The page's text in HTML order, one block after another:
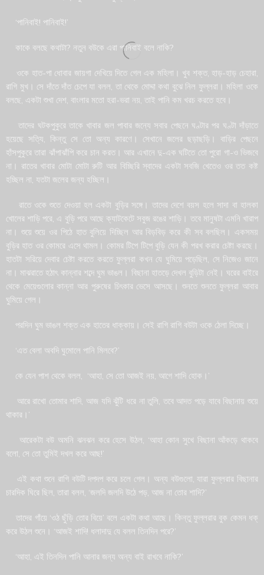
‘পানিবাই! পানিবাই!’
কাকে বলছে কথাটা? নতুন বউকে এরা পানিবাই বলে নাকি?
ওকে হাত-পা ধোবার জায়গা দেখিয়ে দিতে গেল এক মহিলা। খুব শক্ত, হাড়-হাড় চেহারা,
রাগি মুখ। সে দাঁতে দাঁত চেপে যা বলল, তা থেকে মোদ্দা কথা বুঝে নিল ফুল্লরা। মহিলা ওকে
বলছে, একটা শুখা দেশ, বাংলার মতো হরা-ভরা নয়, তাই পানি কম খরচ করতে হবে।
তাদের ঘটকপুকুরে তাকে খাবার জল পাবার জন্যে সবার পেছনে ঘণ্টার পর ঘণ্টা দাঁড়াতে
হয়েছে সত্যি, কিন্তু সে তো অন্য কারণে। সেখানে জলের ছড়াছড়ি। বাড়ির পেছনে
হাঁসপুকুরে তারা ঝাঁপাঝাঁপি করে চান করত। আর এখানে দু-এক ঘটিতে তো পুরো গা-ও ভিজবে
না। রাতের খাবার মোটা মোটা রুটি আর বিচ্ছিরি স্বাদের একটা সবজি খেতেও ওর তত কষ্ট
হচ্ছিল না, যতটা জলের জন্য হচ্ছিল।
রাতে ওকে শুতে দেওয়া হল একটা বুড়ির সঙ্গে। তাদের দেশে বয়স হলে সাদা বা হালকা
খোলের শাড়ি পরে, এ বুড়ি পরে আছে ক্যাটকেটে সবুজ রঙের শাড়ি। তবে মানুষটা এমনি খারাপ
না। শুয়ে শুয়ে ওর পিঠে হাত বুলিয়ে দিচ্ছিল আর বিড়বিড় করে কী সব বলছিল। একসময়
বুড়ির হাত ওর কোমরে এসে থামল। কোমর টিপে টিপে বুড়ি যেন কী পরখ করার চেষ্টা করছে।
হাতটা সরিয়ে দেবার চেষ্টা করতে করতে ফুল্লরা কখন যে ঘুমিয়ে পড়েছিল, সে নিজেও জানে
না। মাঝরাতে হঠাৎ কান্নার শব্দে ঘুম ভাঙল। বিছানা হাতড়ে দেখল বুড়িটা নেই। ঘরের বাইরে
থেকে মেয়েগুলোর কান্না আর পুরুষের চিৎকার ভেসে আসছে। শুনতে শুনতে ফুল্লরা আবার
ঘুমিয়ে গেল।
পরদিন ঘুম ভাঙল শক্ত এক হাতের ধাক্কায়। সেই রাগি রাগি বউটা ওকে ঠেলা দিচ্ছে।
‘এত বেলা অবদি ঘুমোলে পানি মিলবে?’
কে যেন পাশ থেকে বলল, ‘আহা, সে তো আজই নয়, আগে শাদি হোক।’
আরে রাখো তোমার শাদি, আজ যদি ঝুঁটি ধরে না তুলি, তবে আদত পড়ে যাবে বিছানায় শুয়ে
থাকার।’
আরেকটা বউ অমনি ঝনঝন করে হেসে উঠল, ‘আহা কোন সুখে বিছানা আঁকড়ে থাকবে
বলো, সে তো তুমিই দখল করে আছ!’
এই কথা শুনে রাগি বউটি দপদপ করে চলে গেল। অন্য বউগুলো, যারা ফুল্লরার বিছানার
চারদিক ঘিরে ছিল, তারা বলল, ‘জলদি জলদি উঠে পড়, আজ না তোর শাদি?’
তাদের গাঁয়ে ‘ওঠ ছুঁড়ি তোর বিয়ে’ বলে একটা কথা আছে। কিন্তু ফুল্লরার বুক কেমন ধক্
করে উঠল শুনে। ‘আজই শাদি! ধলাদাদু যে বলল তিনদিন পরে?’
‘আহা, এই তিনদিন পানি আনার জন্য অন্য বাই রাখবে নাকি?’